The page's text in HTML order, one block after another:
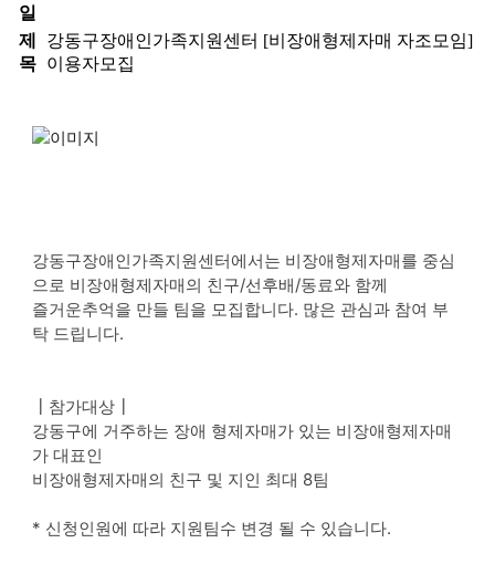
일
제
목
강동구장애인가족지원센터 [비장애형제자매 자조모임]
이용자모집
강동구장애인가족지원센터에서는 비장애형제자매를 중심
으로 비장애형제자매의 친구/선후배/동료와 함께
즐거운추억을 만들 팀을 모집합니다. 많은 관심과 참여 부
탁 드립니다.
┃참가대상┃
강동구에 거주하는 장애 형제자매가 있는 비장애형제자매
가 대표인
비장애형제자매의 친구 및 지인 최대 8팀
* 신청인원에 따라 지원팀수 변경 될 수 있습니다.